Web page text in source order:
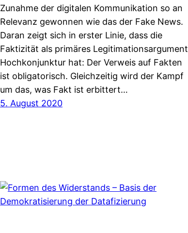
Zunahme der digitalen Kommunikation so an
Relevanz gewonnen wie das der Fake News.
Daran zeigt sich in erster Linie, dass die
Faktizität als primäres Legitimationsargument
Hochkonjunktur hat: Der Verweis auf Fakten
ist obligatorisch. Gleichzeitig wird der Kampf
um das, was Fakt ist erbittert…
5. August 2020